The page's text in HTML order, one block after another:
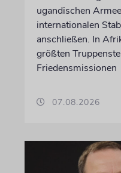
ugandischen
internationalen
anschließen. In
größten
Friedensmissionen
07.08.2026